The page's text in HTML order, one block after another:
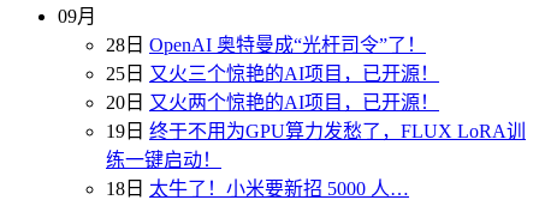
09月
28日 OpenAI 奥特曼成“光杆司令”了！
25日 又火三个惊艳的AI项目，已开源！
20日 又火两个惊艳的AI项目，已开源！
19日 终于不用为GPU算力发愁了，FLUX LoRA训
练一键启动！
18日 太牛了！小米要新招 5000 人…